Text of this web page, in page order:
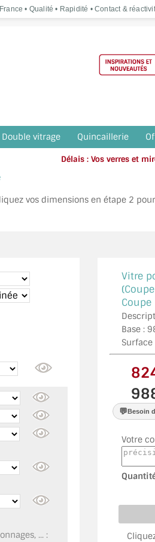
• Qualité • Rapidité • Contact &
Double vitrage Quincaillerie
Délais : Vos verres et
vos dimensions en étape 2
... :
Vitre
Base :
Surface
💬Besoin
Votre